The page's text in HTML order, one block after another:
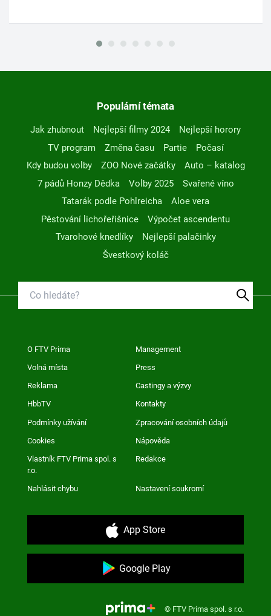
Populární témata
Jak zhubnout Nejlepší filmy 2024
Nejlepší horory
TV program
Změna času Partie
Počasí
Kdy budou volby
ZOO Nové začátky
Auto – katalog
7 pádů Honzy Dědka
Volby 2025
Svařené víno
Tatarák podle Pohlreicha
Aloe vera
Pěstování lichořeřišnice
Výpočet ascendentu
Tvarohové knedlíky
Nejlepší palačinky
Švestkový koláč
O FTV Prima Management
Volná místa Press
Reklama Castingy a výzvy
HbbTV Kontakty
Podmínky užívání Zpracování osobních údajů
Cookies Nápověda
Vlastník FTV Prima spol. s
r.o.
Redakce
Nahlásit chybu Nastavení soukromí
App Store
Google Play
© FTV Prima spol. s r.o.